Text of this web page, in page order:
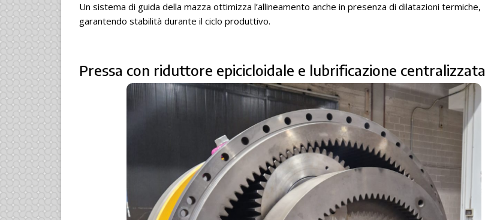
Un sistema di guida della mazza ottimizza l’allineamento anche in presenza di dilatazioni termiche,
garantendo stabilità durante il ciclo produttivo.
Pressa con riduttore epicicloidale e lubrificazione centralizzata